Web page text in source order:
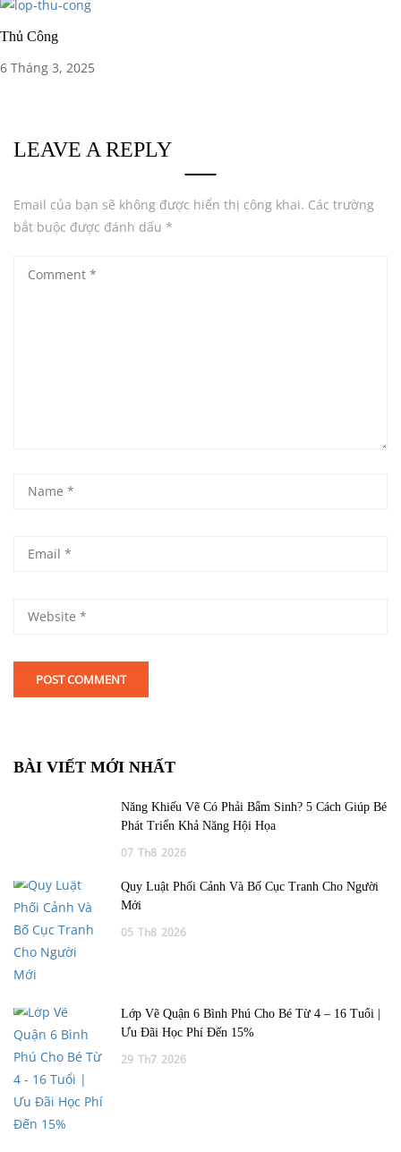
Thủ Công
6 Tháng 3, 2025
LEAVE A REPLY
Email của bạn sẽ không được hiển thị công khai. Các trường
bắt buộc được đánh dấu *
BÀI VIẾT MỚI NHẤT
Năng Khiếu Vẽ Có Phải Bẩm Sinh? 5 Cách Giúp Bé
Phát Triển Khả Năng Hội Họa
07 Th8 2026
Quy Luật Phối Cảnh Và Bố Cục Tranh Cho Người
Mới
05 Th8 2026
Lớp Vẽ Quận 6 Bình Phú Cho Bé Từ 4 – 16 Tuổi |
Ưu Đãi Học Phí Đến 15%
29 Th7 2026